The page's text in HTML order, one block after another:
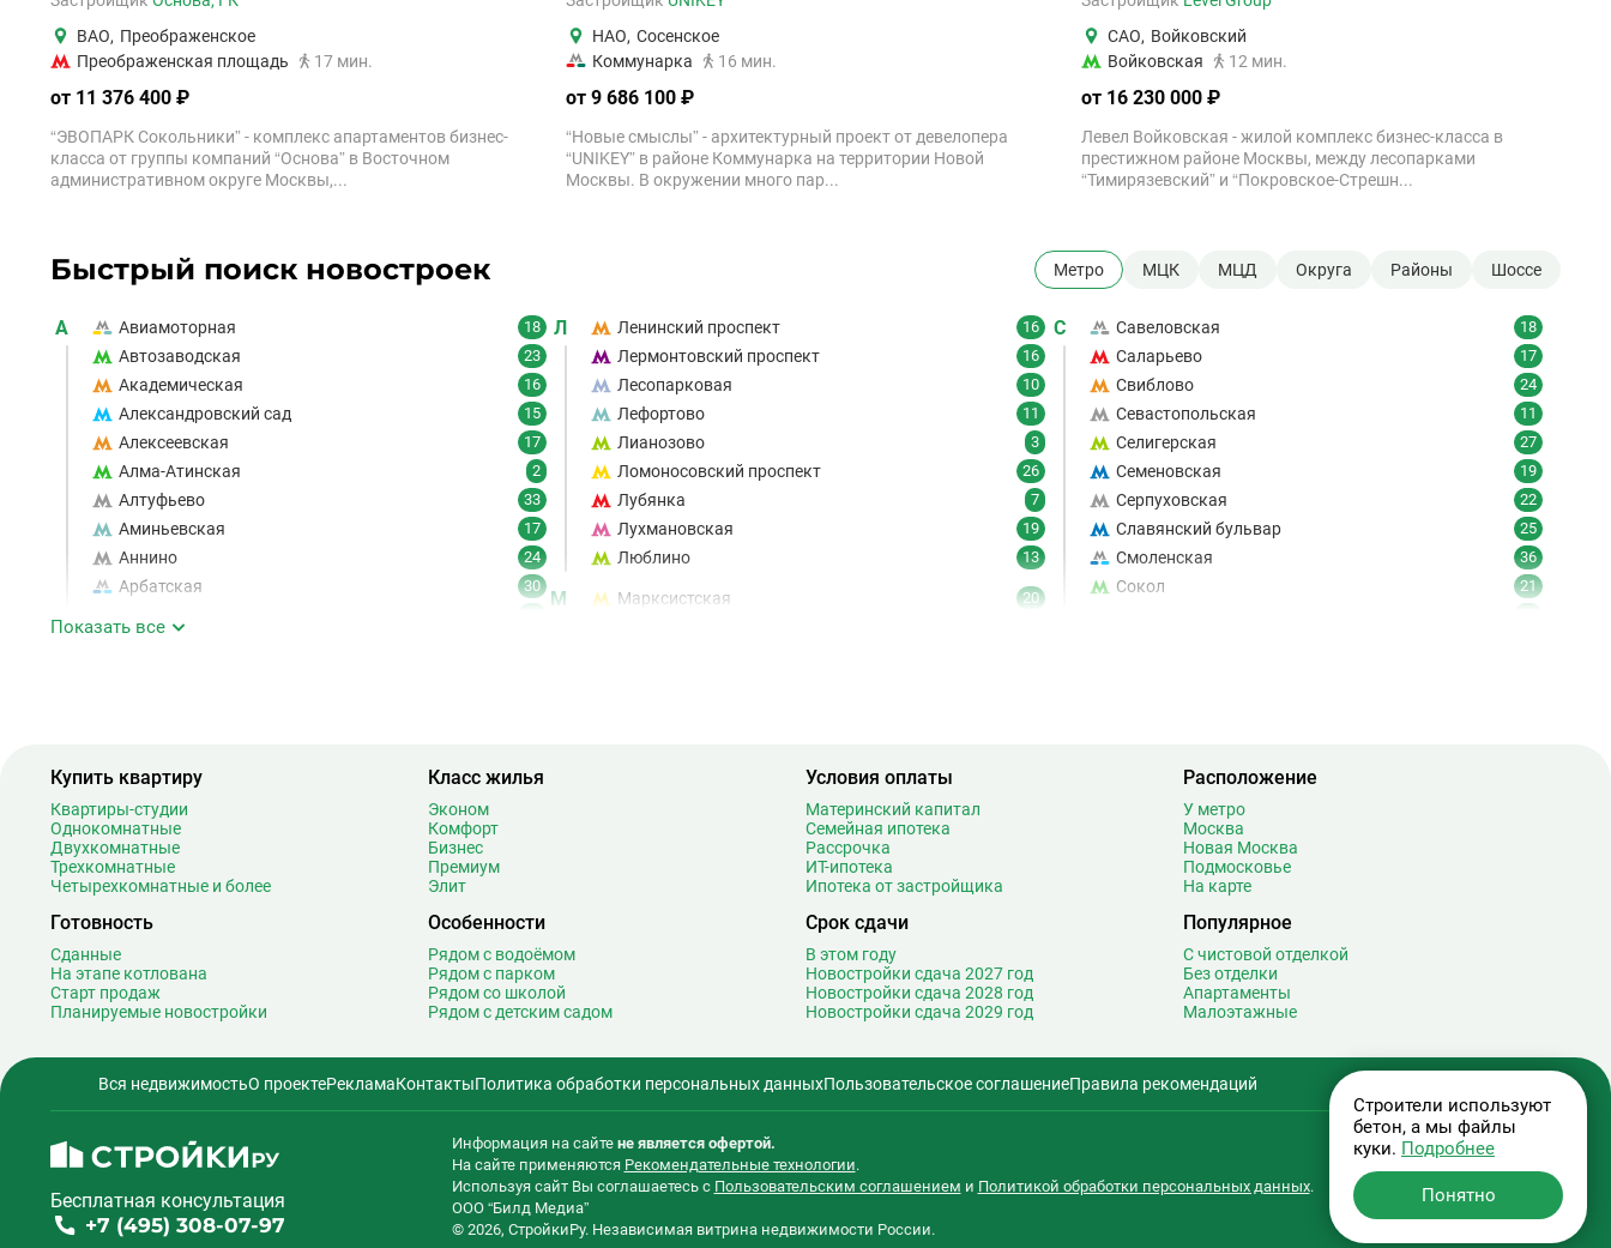
ВАО, Преображенское
Преображенская площадь
17 мин.
от 11 376 400 ₽
“ЭВОПАРК Сокольники” - комплекс апартаментов бизнес-
класса от группы компаний “Основа” в Восточном
административном округе Москвы,...
НАО, Сосенское
Коммунарка
16 мин.
от 9 686 100 ₽
“Новые смыслы” - архитектурный проект от девелопера
“UNIKEY” в районе Коммунарка на территории Новой
Москвы. В окружении много пар...
САО, Войковский
Войковская
12 мин.
от 16 230 000 ₽
Левел Войковская - жилой комплекс бизнес-класса в
престижном районе Москвы, между лесопарками
“Тимирязевский” и “Покровское-Стрешн...
Быстрый поиск новостроек Метро МЦК МЦД Округа Районы Шоссе
А Авиамоторная 18
Автозаводская 23
Академическая 16
Александровский сад 15
Алексеевская 17
Алма-Атинская 2
Алтуфьево 33
Аминьевская 17
Аннино 24
Арбатская 30
Бауманская 25
Беломорская
Белорусская
Беляево
Бибирево 19
14
Битцевский парк 3
Борисово 3
Боровское шоссе 12
Ботанический сад 20
Братиславская 12
Бульвар Адмирала Ушакова 5
Бульвар Дмитрия Донского 20
Бульвар Рокоссовского 22
Бунинская аллея 15
Л Ленинский проспект 16
Лермонтовский проспект 16
Лесопарковая 10
Лефортово 11
Лианозово 3
Ломоносовский проспект 26
Лубянка 7
Лухмановская 19
Люблино 13
М Марксистская 20
Н 19
3
Нахимовский проспект
Нижегородская
Новаторская 3
С Савеловская 18
Саларьево 17
Свиблово 24
Севастопольская 11
Селигерская 27
Семеновская 19
Серпуховская 22
Славянский бульвар 25
Смоленская 36
Сокол 21
Строгино
Студенческая
Суворовская
Сухаревская
Тверская
Театральная
Телецентр 6
Терехово
Технопарк 14
13
Показать все
Купить квартиру
Квартиры-студии
Однокомнатные
Двухкомнатные
Трехкомнатные
Четырехкомнатные и более
Готовность
Сданные
На этапе котлована
Старт продаж
Планируемые новостройки
Класс жилья
Эконом
Комфорт
Бизнес
Премиум
Элит
Особенности
Рядом с водоёмом
Рядом с парком
Рядом со школой
Рядом с детским садом
Условия оплаты
Материнский капитал
Семейная ипотека
Рассрочка
ИТ-ипотека
Ипотека от застройщика
Срок сдачи
В этом году
Новостройки сдача 2027 год
Новостройки сдача 2028 год
Новостройки сдача 2029 год
Расположение
У метро
Москва
Новая Москва
Подмосковье
На карте
Популярное
С чистовой отделкой
Без отделки
Апартаменты
Малоэтажные
Вся недвижимостьО проектеРекламаКонтактыПолитика обработки персональных данныхПользовательское соглашениеПравила рекомендаций
Бесплатная консультация
+7 (495) 308-07-97
Информация на сайте не является офертой.
На сайте применяются Рекомендательные технологии.
Используя сайт Вы соглашаетесь с Пользовательским соглашением и Политикой обработки персональных данных.
ООО “Билд Медиа”
© 2026, СтройкиРу. Независимая витрина недвижимости России.
Строители используют
бетон, а мы файлы
куки. Подробнее
Понятно